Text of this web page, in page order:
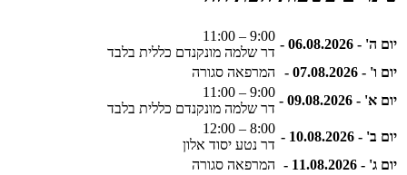
יום ה' - 06.08.2026 -
9:00 – 11:00
דר שלמה מונקנדם כללית בלבד
יום ו' - 07.08.2026 -
המרפאה סגורה
יום א' - 09.08.2026 -
9:00 – 11:00
דר שלמה מונקנדם כללית בלבד
יום ב' - 10.08.2026 -
8:00 – 12:00
דר נטע יסוד אלון
יום ג' - 11.08.2026 -
המרפאה סגורה